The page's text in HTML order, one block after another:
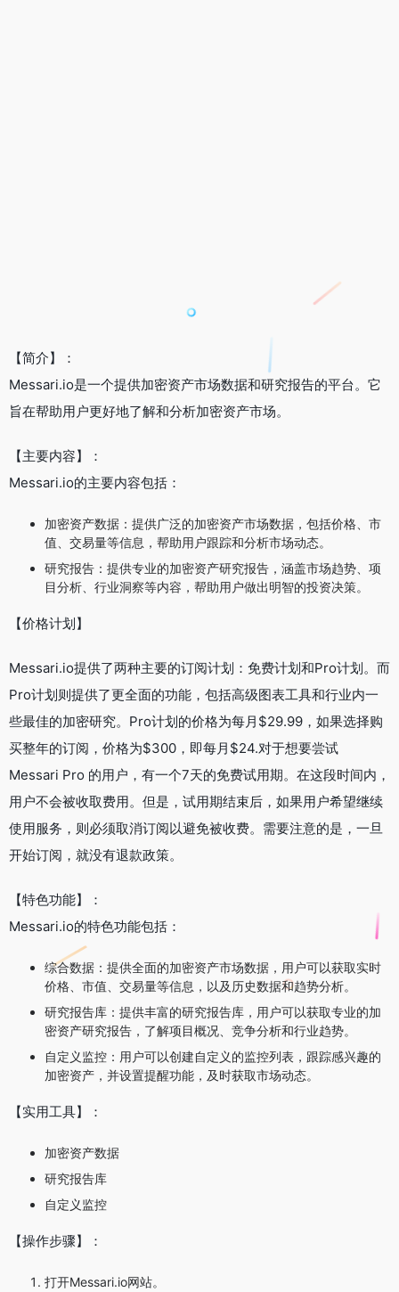
【简介】：
Messari.io是一个提供加密资产市场数据和研究报告的平台。它
旨在帮助用户更好地了解和分析加密资产市场。
【主要内容】：
Messari.io的主要内容包括：
加密资产数据：提供广泛的加密资产市场数据，包括价格、市
值、交易量等信息，帮助用户跟踪和分析市场动态。
研究报告：提供专业的加密资产研究报告，涵盖市场趋势、项
目分析、行业洞察等内容，帮助用户做出明智的投资决策。
【价格计划】
Messari.io提供了两种主要的订阅计划：免费计划和Pro计划。而
Pro计划则提供了更全面的功能，包括高级图表工具和行业内一
些最佳的加密研究。Pro计划的价格为每月$29.99，如果选择购
买整年的订阅，价格为$300，即每月$24.对于想要尝试
Messari Pro 的用户，有一个7天的免费试用期。在这段时间内，
用户不会被收取费用。但是，试用期结束后，如果用户希望继续
使用服务，则必须取消订阅以避免被收费。需要注意的是，一旦
开始订阅，就没有退款政策。
【特色功能】：
Messari.io的特色功能包括：
综合数据：提供全面的加密资产市场数据，用户可以获取实时
价格、市值、交易量等信息，以及历史数据和趋势分析。
研究报告库：提供丰富的研究报告库，用户可以获取专业的加
密资产研究报告，了解项目概况、竞争分析和行业趋势。
自定义监控：用户可以创建自定义的监控列表，跟踪感兴趣的
加密资产，并设置提醒功能，及时获取市场动态。
【实用工具】：
加密资产数据
研究报告库
自定义监控
【操作步骤】：
打开Messari.io网站。